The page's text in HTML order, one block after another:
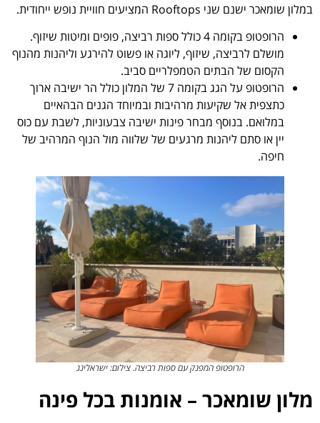
במלון שומאכר ישנם שני Rooftops המציעים חוויית נופש ייחודית.
הרופטופ בקומה 4 כולל ספות רביצה, פופים ומיטות שיזוף.
מושלם לרביצה, שיזוף, ליוגה או פשוט להירגע וליהנות מהנוף
הקסום של הבתים הטמפלריים סביב.
הרופטופ על הגג בקומה 7 של המלון כולל הר ישיבה ארוך
כתצפית אל שקיעות מרהיבות ובמיוחד הגנים הבהאיים
במלואם. בנוסף מבחר פינות ישיבה צבעוניות, לשבת עם כוס
יין או סתם ליהנות מרגעים של שלווה מול הנוף המרהיב של
חיפה.
הרופטופ המפנק עם ספות רביצה. צילום: ישראלינג
מלון שומאכר – אומנות בכל פינה